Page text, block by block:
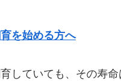
を始める方へ
していても、その寿